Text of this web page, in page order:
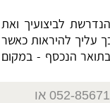
לביצועיך ואת
עליך להיראות כאשר
הנכסף - במקום
או